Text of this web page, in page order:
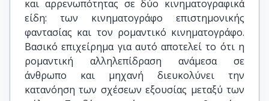
και αρρενωπότητας σε δύο κινηματογραφικά
είδη: των κινηματογράφο επιστημονικής
φαντασίας και τον ρομαντικό κινηματογράφο.
Βασικό επιχείρημα για αυτό αποτελεί το ότι η
ρομαντική αλληλεπίδραση ανάμεσα σε
άνθρωπο και μηχανή διευκολύνει την
κατανόηση των σχέσεων εξουσίας μεταξύ των